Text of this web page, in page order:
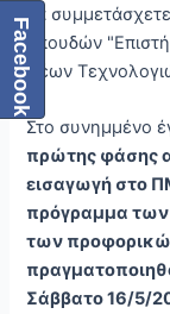
να
Σπουδών
Νέων
Στο συνημμένο
πρώτης φάσης
εισαγωγή στο
πρόγραμμα των
των
Σάββατο 16/5/
Facebook